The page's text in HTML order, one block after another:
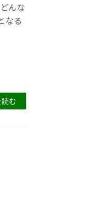
んな
なる
む